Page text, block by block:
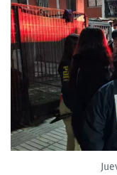
TELESERIES
NTV
ACTUALIDAD Y
CORPORATIVO Y
CANAL DE